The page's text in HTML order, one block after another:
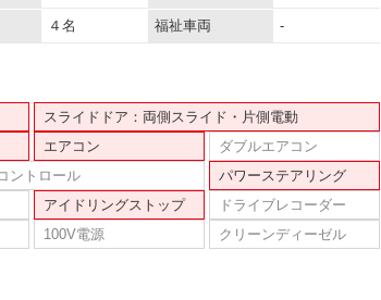
４名 福祉車両 -
スライドドア：両側スライド・片側電動
エアコン
ダブルエアコン
ントロール
パワーステアリング
アイドリングストップ
ドライブレコーダー
100V電源
クリーンディーゼル